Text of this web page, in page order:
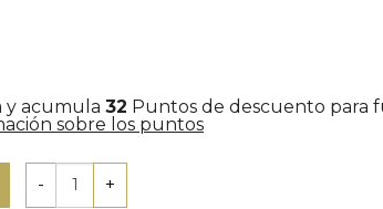
y acumula 32 Puntos de descuento para
sobre los puntos